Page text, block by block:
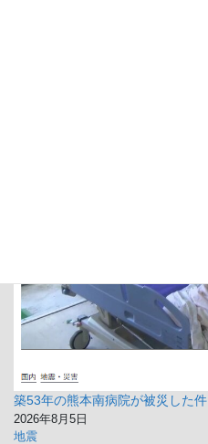
築53年の熊本南病院が被災した件
2026年8月5日
地震